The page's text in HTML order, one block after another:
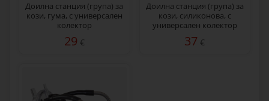
Доилна станция (група) за
кози, гума, с универсален
колектор
29 €
Доилна станция (група) за
кози, силиконова, с
универсален колектор
37 €